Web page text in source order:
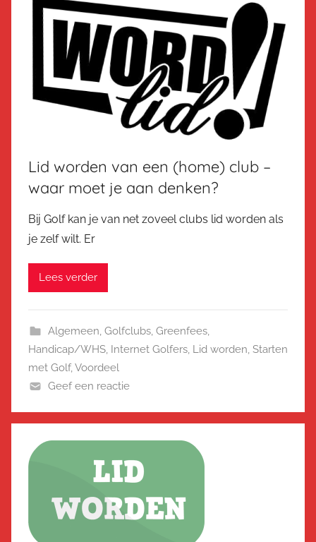
Lid worden van een (home) club –
waar moet je aan denken?
Bij Golf kan je van net zoveel clubs lid worden als
je zelf wilt. Er
Lees verder
Algemeen, Golfclubs, Greenfees,
Handicap/WHS, Internet Golfers, Lid worden, Starten
met Golf,Voordeel
Geef een reactie